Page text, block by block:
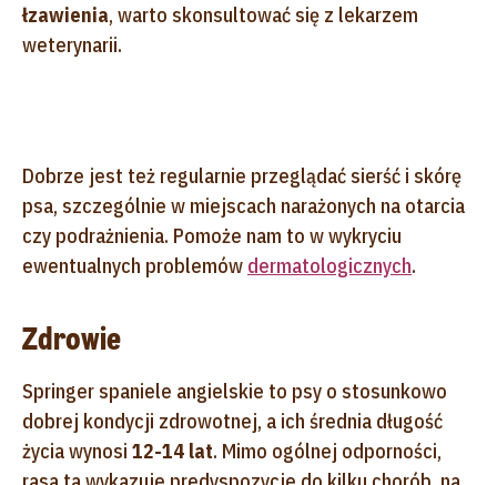
łzawienia, warto skonsultować się z lekarzem
weterynarii.
Dobrze jest też regularnie przeglądać sierść i skórę
psa, szczególnie w miejscach narażonych na otarcia
czy podrażnienia. Pomoże nam to w wykryciu
ewentualnych problemów dermatologicznych.
Zdrowie
Springer spaniele angielskie to psy o stosunkowo
dobrej kondycji zdrowotnej, a ich średnia długość
życia wynosi 12-14 lat. Mimo ogólnej odporności,